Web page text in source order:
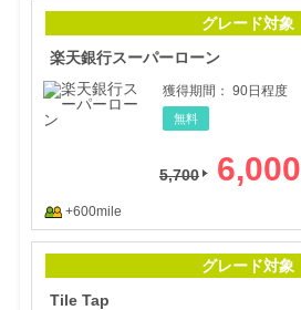
グレード対象
楽天銀行スーパーローン
獲得期間： 90日程度
無料
5,700 6,000
+600mile
グレード対象
Tile Tap